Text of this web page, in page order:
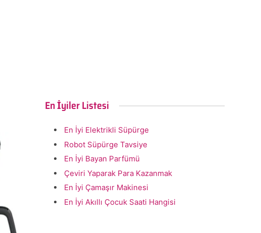
En İyiler Listesi
En İyi Elektrikli Süpürge
Robot Süpürge Tavsiye
En İyi Bayan Parfümü
Çeviri Yaparak Para Kazanmak
En İyi Çamaşır Makinesi
En İyi Akıllı Çocuk Saati Hangisi